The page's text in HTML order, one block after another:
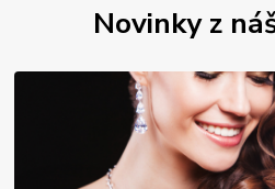
Novinky z